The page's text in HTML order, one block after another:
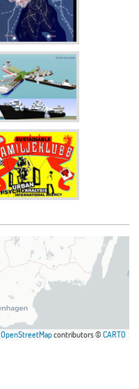
OpenStreetMapcontributors © CARTO